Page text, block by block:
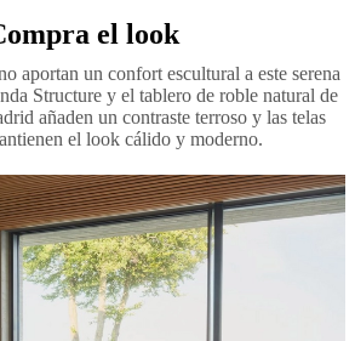
el look
aportan un confort escultural a este serena
Structure y el tablero de roble natural de
añaden un contraste terroso y las telas
el look cálido y moderno.